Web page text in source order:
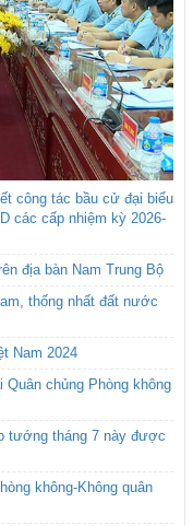
công tác bầu cử đại biểu
các cấp nhiệm kỳ 2026-
địa bàn Nam Trung Bộ
thống nhất đất nước
Nam 2024
chủng Phòng không
tướng tháng 7 này được
không-Không quân